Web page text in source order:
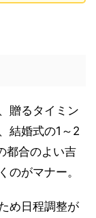
贈るタイミン
結婚式の1～2
都合のよい吉
のがマナー。
め日程調整が